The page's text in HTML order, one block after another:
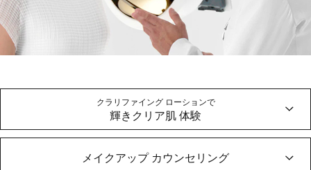
皮膚科学発想の
クリニークを体験
クラリファイング ローションで
輝きクリア肌 体験
メイクアップ カウンセリング